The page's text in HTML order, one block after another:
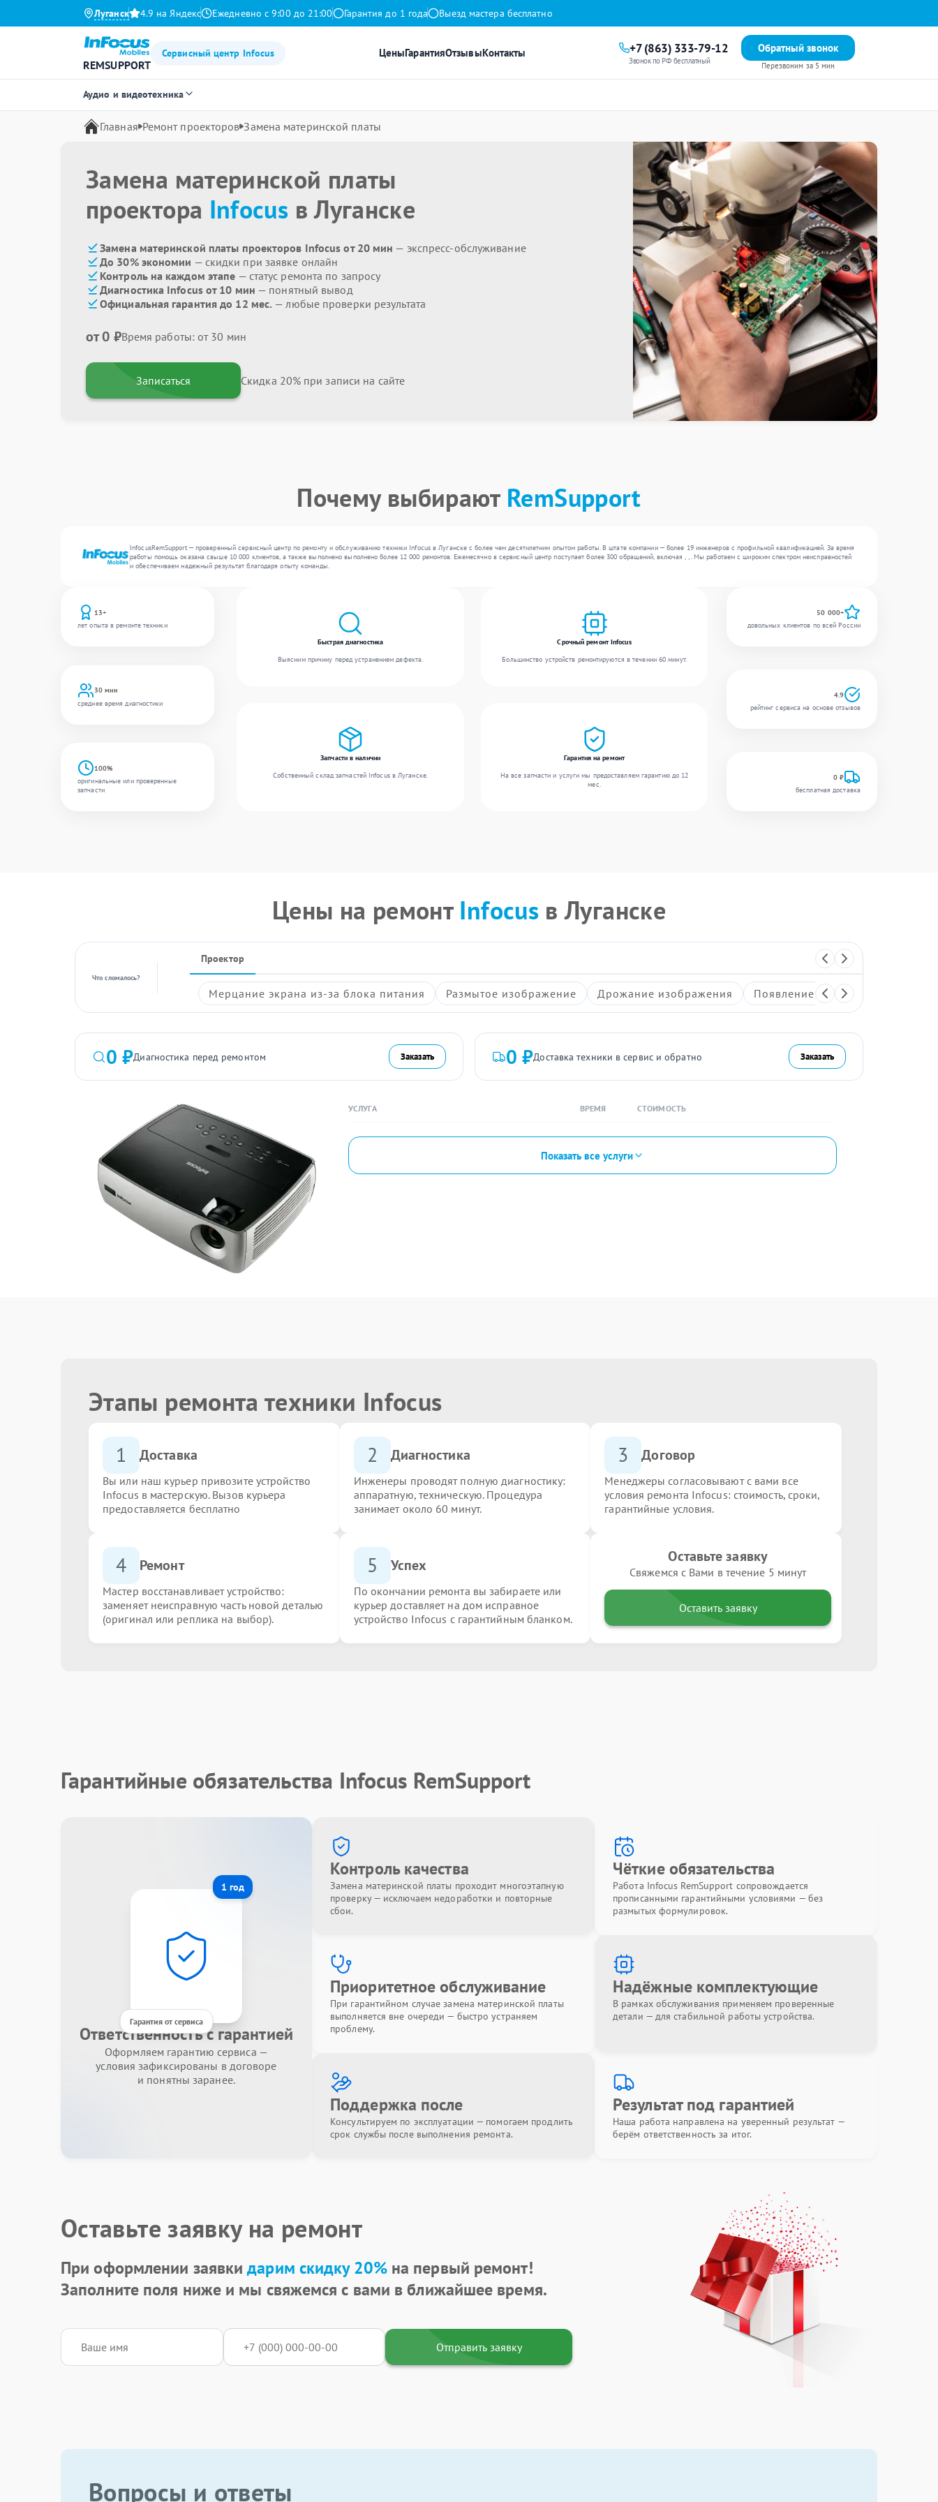
Луганск 4.9 на Яндекс Ежедневно с 9:00 до 21:00 Гарантия до 1 года Выезд мастера бесплатно
REMSUPPORT
Сервисный центр Infocus ЦеныГарантияОтзывыКонтакты +7 (863) 333-79-12
Звонок по РФ бесплатный
Обратный звонок
Перезвоним за 5 мин
Аудио и видеотехника
Главная Ремонт проекторов Замена материнской платы
Замена материнской платы
проектора Infocus в Луганске
Замена материнской платы проекторов Infocus от 20 мин — экспресс-обслуживание
До 30% экономии — скидки при заявке онлайн
Контроль на каждом этапе — статус ремонта по запросу
Диагностика Infocus от 10 мин — понятный вывод
Официальная гарантия до 12 мес. — любые проверки результата
от 0 ₽Время работы: от 30 мин
Записаться Скидка 20% при записи на сайте
Почему выбирают RemSupport
InfocusRemSupport — проверенный сервисный центр по ремонту и обслуживанию техники Infocus в Луганске с более чем десятилетним опытом работы. В штате компании — более 19 инженеров с профильной квалификацией. За время
работы помощь оказана свыше 10 000 клиентов, а также выполнено выполнено более 12 000 ремонтов. Ежемесячно в сервисный центр поступает более 300 обращений, включая , , . Мы работаем с широким спектром неисправностей
и обеспечиваем надежный результат благодаря опыту команды.
13+
лет опыта в ремонте техники
30 мин
среднее время диагностики
100%
оригинальные или проверенные
запчасти
Быстрая диагностика
Выясним причину перед устранением дефекта.
Срочный ремонт Infocus
Большинство устройств ремонтируются в течении 60 минут.
Запчасти в наличии
Собственный склад запчастей Infocus в Луганске.
Гарантия на ремонт
На все запчасти и услуги мы предоставляем гарантию до 12
мес.
50 000+
довольных клиентов по всей России
4.9
рейтинг сервиса на основе отзывов
0 ₽
бесплатная доставка
Цены на ремонт Infocusв Луганске
Что сломалось?
Проектор
Мерцание экрана из-за блока питания Размытое изображение Дрожание изображения Появление артефактов на
0 ₽Диагностика перед ремонтом Заказать 0 ₽Доставка техники в сервис и обратно Заказать
УСЛУГА ВРЕМЯ СТОИМОСТЬ
Показать все услуги
Этапы ремонта техники Infocus
1 Доставка
Вы или наш курьер привозите устройство
Infocus в мастерскую. Вызов курьера
предоставляется бесплатно
2 Диагностика
Инженеры проводят полную диагностику:
аппаратную, техническую. Процедура
занимает около 60 минут.
3 Договор
Менеджеры согласовывают с вами все
условия ремонта Infocus: стоимость, сроки,
гарантийные условия.
4 Ремонт
Мастер восстанавливает устройство:
заменяет неисправную часть новой деталью
(оригинал или реплика на выбор).
5 Успех
По окончании ремонта вы забираете или
курьер доставляет на дом исправное
устройство Infocus с гарантийным бланком.
Оставьте заявку
Свяжемся с Вами в течение 5 минут
Оставить заявку
Гарантийные обязательства Infocus RemSupport
1 год
Гарантия от сервиса
Ответственность с гарантией
Оформляем гарантию сервиса —
условия зафиксированы в договоре
и понятны заранее.
Контроль качества
Замена материнской платы проходит многоэтапную
проверку — исключаем недоработки и повторные
сбои.
Чёткие обязательства
Работа Infocus RemSupport сопровождается
прописанными гарантийными условиями — без
размытых формулировок.
Приоритетное обслуживание
При гарантийном случае замена материнской платы
выполняется вне очереди — быстро устраняем
проблему.
Надёжные комплектующие
В рамках обслуживания применяем проверенные
детали — для стабильной работы устройства.
Поддержка после
Консультируем по эксплуатации — помогаем продлить
срок службы после выполнения ремонта.
Результат под гарантией
Наша работа направлена на уверенный результат —
берём ответственность за итог.
Оставьте заявку на ремонт
При оформлении заявкидарим скидку 20%на первый ремонт!
Заполните поля ниже и мы свяжемся с вами в ближайшее время.
Отправить заявку
Вопросы и ответы